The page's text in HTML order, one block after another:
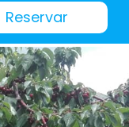
Reservar